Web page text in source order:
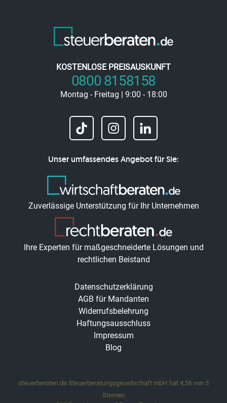
KOSTENLOSE PREISAUSKUNFT
0800 8158158
Montag - Freitag | 9:00 - 18:00
Unser umfassendes Angebot für Sie:
Zuverlässige Unterstützung für Ihr Unternehmen
Ihre Experten für maßgeschneiderte Lösungen und
rechtlichen Beistand
Datenschutzerklärung
AGB für Mandanten
Widerrufsbelehrung
Haftungsausschluss
Impressum
Blog
steuerberaten.de Steuerberatungsgesellschaft mbH hat 4,56 von 5
Sternen